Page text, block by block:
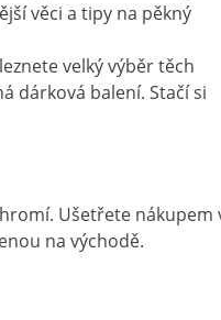
věci a tipy na pěkný
velký výběr těch
dárková balení. Stačí si
Ušetřete nákupem
na východě.